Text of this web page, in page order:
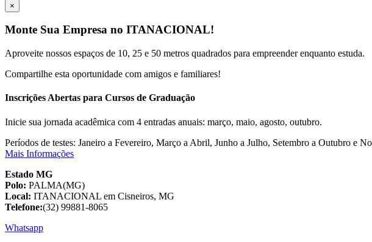
×
Monte Sua Empresa no ITANACIONAL!
Aproveite nossos espaços de 10, 25 e 50 metros quadrados para empreender enquanto estuda.
Compartilhe esta oportunidade com amigos e familiares!
Inscrições Abertas para Cursos de Graduação
Inicie sua jornada acadêmica com 4 entradas anuais: março, maio, agosto, outubro.
Períodos de testes: Janeiro a Fevereiro, Março a Abril, Junho a Julho, Setembro a Outubro e
Mais Informações
Estado MG
Polo: PALMA(MG)
Local: ITANACIONAL em Cisneiros, MG
Telefone:(32) 99881-8065
Whatsapp